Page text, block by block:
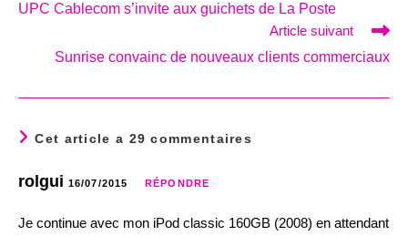
articles
UPC Cablecom s’invite aux guichets de La Poste
Article suivant
Sunrise convainc de nouveaux clients commerciaux
Cet article a 29 commentaires
rolgui 16/07/2015 RÉPONDRE
Je continue avec mon iPod classic 160GB (2008) en attendant